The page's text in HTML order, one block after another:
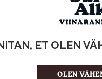
ET OLEN
OLEN